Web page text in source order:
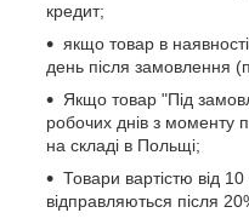
кредит;
якщо товар в
день після замовлення
Якщо товар "Під
робочих днів з моменту
на складі в Польщі;
Товари вартістю від
відправляються після